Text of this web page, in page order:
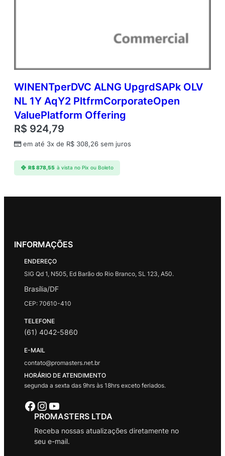
WINENTperDVC ALNG UpgrdSAPk OLV
NL 1Y AqY2 PltfrmCorporateOpen
ValuePlatform Offering
R$ 924,79
em até 3x de R$ 308,26 sem juros
R$878,55 à vista no Pix ou Boleto
INFORMAÇÕES
ENDEREÇO
SIG Qd 1, N505, Ed Barão do Rio Branco, SL 123, A50.
Brasília/DF
CEP: 70610-410
TELEFONE
(61) 4042-5860
E-MAIL
contato@promasters.net.br
HORÁRIO DE ATENDIMENTO
segunda a sexta das 9hrs às 18hrs exceto feriados.
Facebook Instagram Youtube
PROMASTERS LTDA
Receba nossas atualizações diretamente no
seu e-mail.